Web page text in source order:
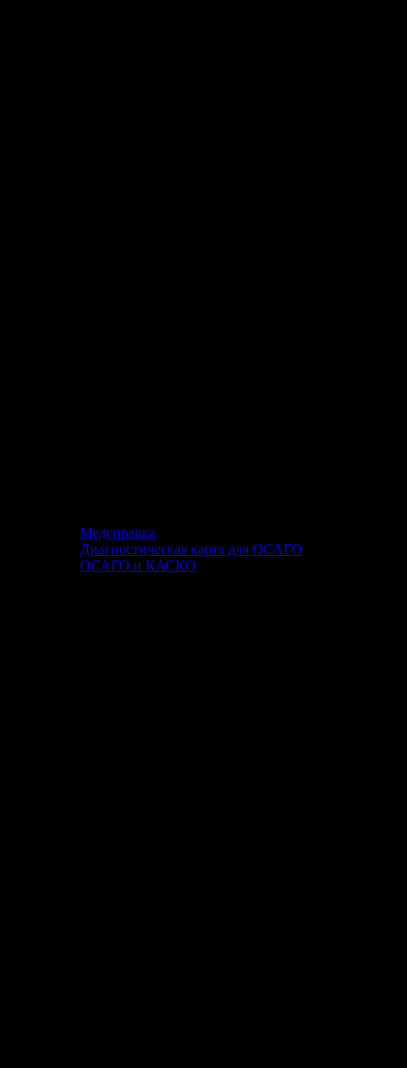
Медсправка
Диагностическая карта для ОСАГО
ОСАГО и КАСКО